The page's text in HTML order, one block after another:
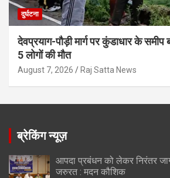
दुर्घटना
देवप्रयाग-पौड़ी मार्ग पर कुंडाधार के समीप
5 लोगों की मौत
August 7, 2026 Raj Satta News
ब्रेकिंग न्यूज़
आपदा प्रबंधन को लेकर निरंतर
जरुरत : मदन कौशिक